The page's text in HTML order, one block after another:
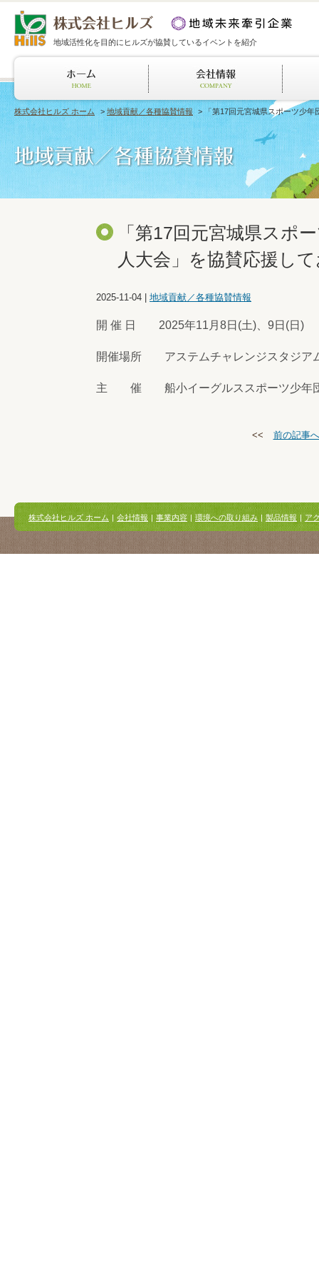
地域活性化を目的にヒルズが協賛しているイベントを紹介
株式会社ヒルズ ホーム >地域貢献／各種協賛情報 > 「第17回元宮城県スポーツ少年
「第17回元宮城県スポ
人大会」を協賛応援し
2025-11-04 地域貢献／各種協賛情報
開 催 日 2025年11月8日(土)、9日(日)
開催場所 アステムチャレンジスタジア
主 催 船小イーグルススポーツ少年
<< 前の記事へ
株式会社ヒルズ ホーム | 会社情報 | 事業内容 | 環境への取り組み | 製品情報 | ア